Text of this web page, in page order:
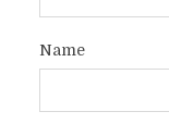
Name